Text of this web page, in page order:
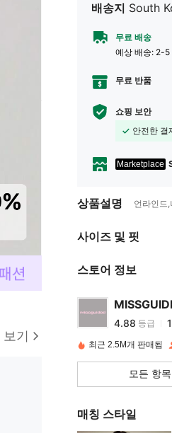
보기
배송지 South
무료 배송
예상 배송: 2-5
무료 반품
쇼핑 보안
안전한 결
Marketplace
상품설명 언라인드,
사이즈 및 핏
스토어 정보
4.88
4.88 등급
4.88
4.88
최근 2.5M개 판매됨
모든 항목
매칭 스타일